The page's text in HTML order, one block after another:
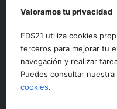
Valoramos tu privacidad
EDS21 utiliza cookies
terceros para mejorar tu
navegación y realizar
Puedes consultar nuestra
cookies.